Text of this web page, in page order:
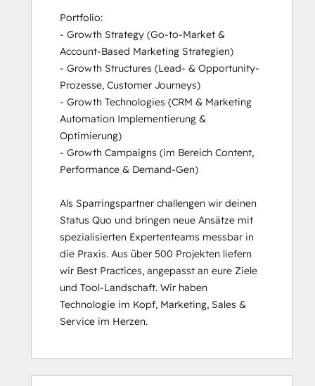
Portfolio:
- Growth Strategy (Go-to-Market &
Account-Based Marketing Strategien)
- Growth Structures (Lead- & Opportunity-
Prozesse, Customer Journeys)
- Growth Technologies (CRM & Marketing
Automation Implementierung &
Optimierung)
- Growth Campaigns (im Bereich Content,
Performance & Demand-Gen)
Als Sparringspartner challengen wir deinen
Status Quo und bringen neue Ansätze mit
spezialisierten Expertenteams messbar in
die Praxis. Aus über 500 Projekten liefern
wir Best Practices, angepasst an eure Ziele
und Tool-Landschaft. Wir haben
Technologie im Kopf, Marketing, Sales &
Service im Herzen.